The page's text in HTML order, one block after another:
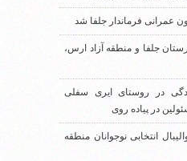
عمرانی فرماندار جلفا شد
جلفا و منطقه آزاد ارس،
در روستای ایری سفلی
در پیاده روی
انتخابی نوجوانان منطقه